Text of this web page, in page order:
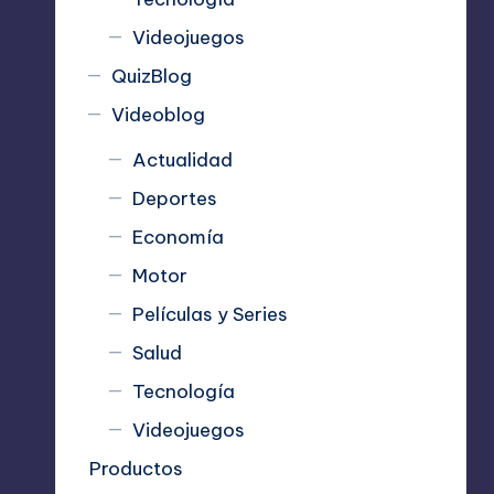
Videojuegos
QuizBlog
Videoblog
Actualidad
Deportes
Economía
Motor
Películas y Series
Salud
Tecnología
Videojuegos
Productos